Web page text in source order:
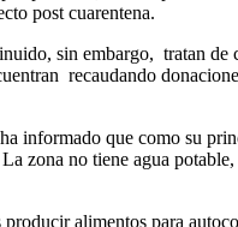
post cuarentena.
sin embargo, tratan
recaudando
informado que como su
zona no tiene agua
alimentos para